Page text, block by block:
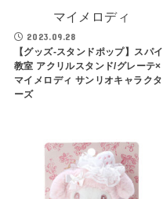
マイメロディ
2023.09.28
【グッズ-スタンドポップ】スパイ
教室 アクリルスタンド/グレーテ×
マイメロディ サンリオキャラクタ
ーズ